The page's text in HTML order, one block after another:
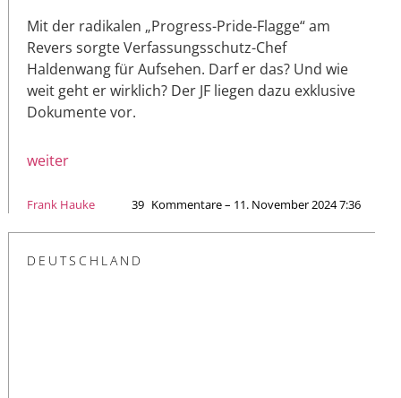
Mit der radikalen „Progress-Pride-Flagge“ am
Revers sorgte Verfassungsschutz-Chef
Haldenwang für Aufsehen. Darf er das? Und wie
weit geht er wirklich? Der JF liegen dazu exklusive
Dokumente vor.
weiter
Frank Hauke 39 Kommentare – 11. November 2024 7:36
DEUTSCHLAND